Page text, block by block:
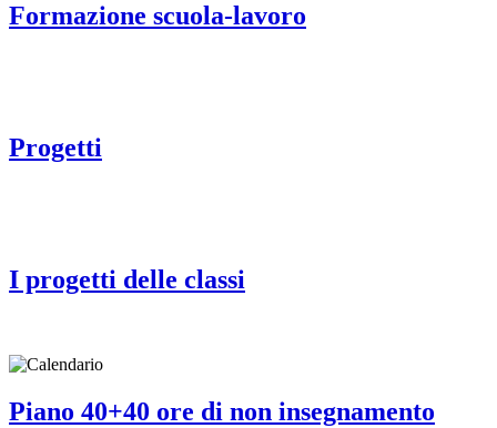
Formazione scuola-lavoro
Progetti
I progetti delle classi
Piano 40+40 ore di non insegnamento